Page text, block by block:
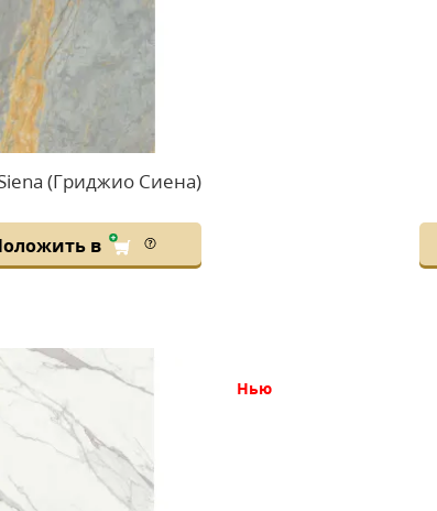
(Гриджио Сиена)
в
нью